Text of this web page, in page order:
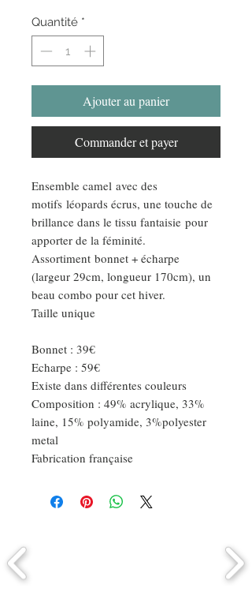
Quantité *
Ajouter au panier
Commander et payer
Ensemble camel avec des
motifs léopards écrus, une touche de
brillance dans le tissu fantaisie pour
apporter de la féminité.
Assortiment bonnet + écharpe
(largeur 29cm, longueur 170cm), un
beau combo pour cet hiver.
Taille unique
Bonnet : 39€
Echarpe : 59€
Existe dans différentes couleurs
Composition : 49% acrylique, 33%
laine, 15% polyamide, 3%polyester
metal
Fabrication française